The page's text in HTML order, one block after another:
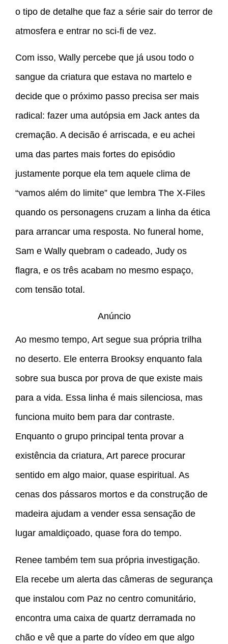
o tipo de detalhe que faz a série sair do terror de
atmosfera e entrar no sci-fi de vez.
Com isso, Wally percebe que já usou todo o
sangue da criatura que estava no martelo e
decide que o próximo passo precisa ser mais
radical: fazer uma autópsia em Jack antes da
cremação. A decisão é arriscada, e eu achei
uma das partes mais fortes do episódio
justamente porque ela tem aquele clima de
“vamos além do limite” que lembra The X-Files
quando os personagens cruzam a linha da ética
para arrancar uma resposta. No funeral home,
Sam e Wally quebram o cadeado, Judy os
flagra, e os três acabam no mesmo espaço,
com tensão total.
Anúncio
Ao mesmo tempo, Art segue sua própria trilha
no deserto. Ele enterra Brooksy enquanto fala
sobre sua busca por prova de que existe mais
para a vida. Essa linha é mais silenciosa, mas
funciona muito bem para dar contraste.
Enquanto o grupo principal tenta provar a
existência da criatura, Art parece procurar
sentido em algo maior, quase espiritual. As
cenas dos pássaros mortos e da construção de
madeira ajudam a vender essa sensação de
lugar amaldiçoado, quase fora do tempo.
Renee também tem sua própria investigação.
Ela recebe um alerta das câmeras de segurança
que instalou com Paz no centro comunitário,
encontra uma caixa de quartz derramada no
chão e vê que a parte do vídeo em que algo